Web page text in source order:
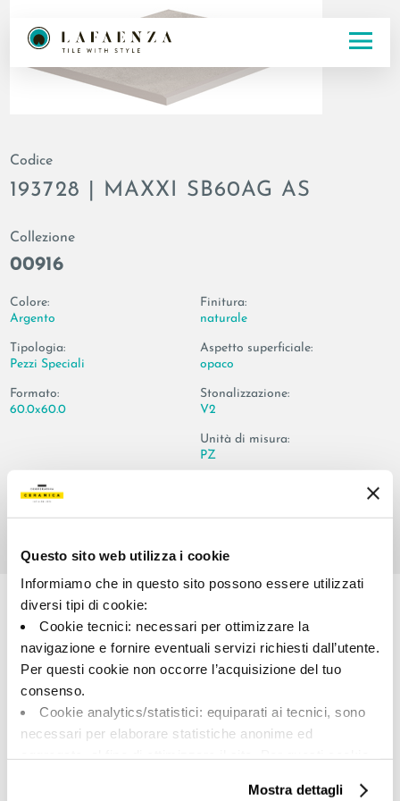
Questo sito web utilizza i cookie
Informiamo che in questo sito possono essere utilizzati
diversi tipi di cookie:
Cookie tecnici: necessari per ottimizzare la
navigazione e fornire eventuali servizi richiesti dall’utente.
Per questi cookie non occorre l’acquisizione del tuo
consenso.
Cookie analytics/statistici: equiparati ai tecnici, sono
necessari per elaborare statistiche anonime ed
Cookie di profilazione/marketing: sono utilizzati, solo
Mostra dettagli
Codice
193728 | MAXXI SB60AG AS
Collezione
00916
Colore:
Argento
Tipologia:
Pezzi Speciali
Formato:
60.0x60.0
Finitura:
naturale
Aspetto superficiale:
opaco
Stonalizzazione:
V2
Unità di misura:
PZ
A brand of Cooperativa Ceramica d’Imola